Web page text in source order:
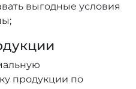
выгодные условия
продукции по